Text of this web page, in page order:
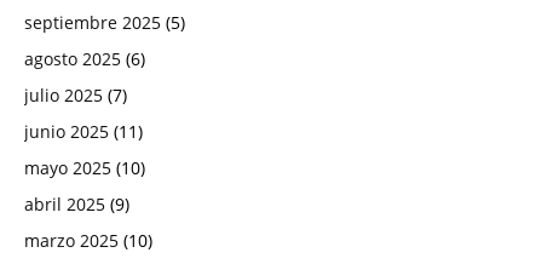
septiembre 2025 (5)
agosto 2025 (6)
julio 2025 (7)
junio 2025 (11)
mayo 2025 (10)
abril 2025 (9)
marzo 2025 (10)